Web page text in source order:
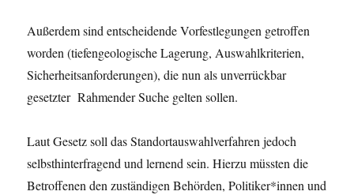
Außerdem sind entscheidende Vorfestlegungen getroffen
worden (tiefengeologische Lagerung, Auswahlkriterien,
Sicherheitsanforderungen), die nun als unverrückbar
gesetzter Rahmender Suche gelten sollen.
Laut Gesetz soll das Standortauswahlverfahren jedoch
selbsthinterfragend und lernend sein. Hierzu müssten die
Betroffenen den zuständigen Behörden, Politiker*innen und